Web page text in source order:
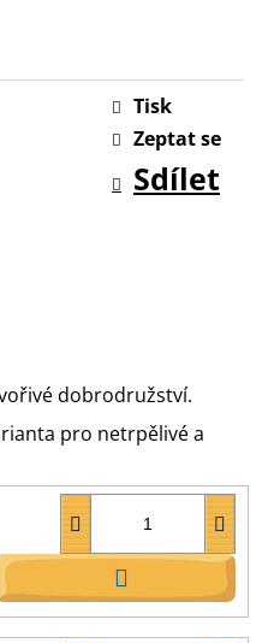
Tisk
Zeptat se
Sdílet
dobrodružství.
pro netrpělivé a
DO
KOŠÍKU